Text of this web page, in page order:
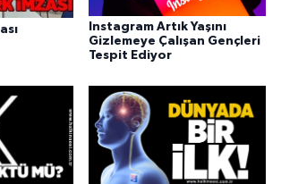
Instagram Artık Yaşını
Gizlemeye Çalışan Gençleri
Tespit Ediyor